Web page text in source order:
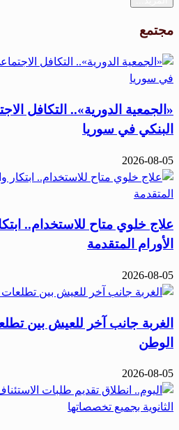
مجتمع
«الجمعية الدورية».. التكافل
البنكي في سوريا
2026-08-05
علاج خلوي متاح للاستخدام..
الأورام المتقدمة
2026-08-05
الغربة جانب آخر للعيش بين
الوطن
2026-08-05